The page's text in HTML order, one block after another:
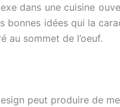
dans une cuisine
bonnes idées qui la
au sommet de l’oeuf.
peut produire de